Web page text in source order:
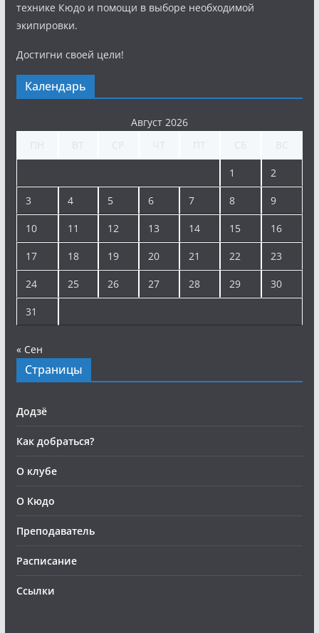
технике Кюдо и помощи в выборе необходимой
экипировки.
Достигни своей цели!
Календарь
Август 2026
1 2
3 4 5 6 7 8 9
10 11 12 13 14 15 16
17 18 19 20 21 22 23
24 25 26 27 28 29 30
31
« Сен
Страницы
Додзё
Как добраться?
О клубе
О Кюдо
Преподаватель
Расписание
Ссылки